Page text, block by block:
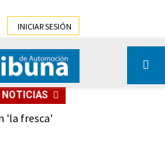
INICIAR SESIÓN
'la fresca'